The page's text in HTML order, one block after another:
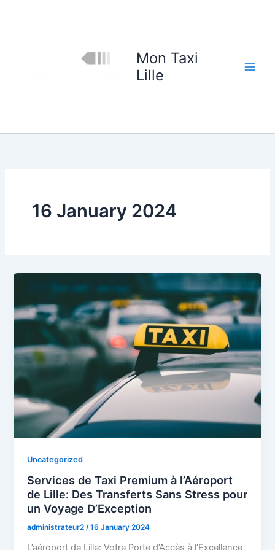
Mon Taxi
Lille
16 January 2024
Uncategorized
Services de Taxi Premium à l’Aéroport
de Lille: Des Transferts Sans Stress pour
un Voyage D’Exception
administrateur2/16 January 2024
L’aéroport de Lille: Votre Porte d’Accès à l’Excellence